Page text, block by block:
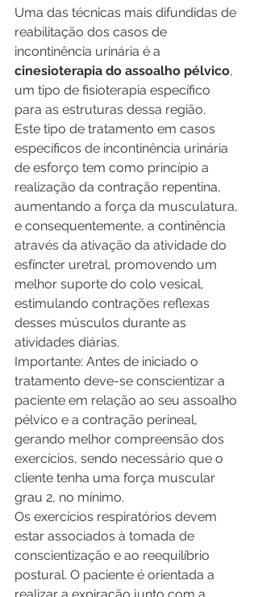
Uma das técnicas mais difundidas de
reabilitação dos casos de
incontinência urinária é a
cinesioterapia do assoalho pélvico,
um tipo de fisioterapia específico
para as estruturas dessa região.
Este tipo de tratamento em casos
específicos de incontinência urinária
de esforço tem como princípio a
realização da contração repentina,
aumentando a força da musculatura,
e consequentemente, a continência
através da ativação da atividade do
esfíncter uretral, promovendo um
melhor suporte do colo vesical,
estimulando contrações reflexas
desses músculos durante as
atividades diárias.
Importante: Antes de iniciado o
tratamento deve-se conscientizar a
paciente em relação ao seu assoalho
pélvico e a contração perineal,
gerando melhor compreensão dos
exercícios, sendo necessário que o
cliente tenha uma força muscular
grau 2, no mínimo.
Os exercícios respiratórios devem
estar associados à tomada de
conscientização e ao reequilíbrio
postural. O paciente é orientada a